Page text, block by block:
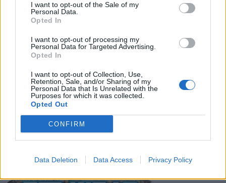
I want to opt-out of the Sale of my
Personal Data.
Opted In
I want to opt-out of processing my
Personal Data for Targeted Advertising.
Opted In
I want to opt-out of Collection, Use,
Retention, Sale, and/or Sharing of my
Personal Data that Is Unrelated with the
Purposes for which it was collected.
Opted Out
CONFIRM
Data Deletion Data Access Privacy Policy
Siirto varmistui – Huuhkajissa
ihastuttanut Urho Nissilä siirtyy Koreaan
Kuinka Suomi selvitti tiensä EM 2021
kisoihin?